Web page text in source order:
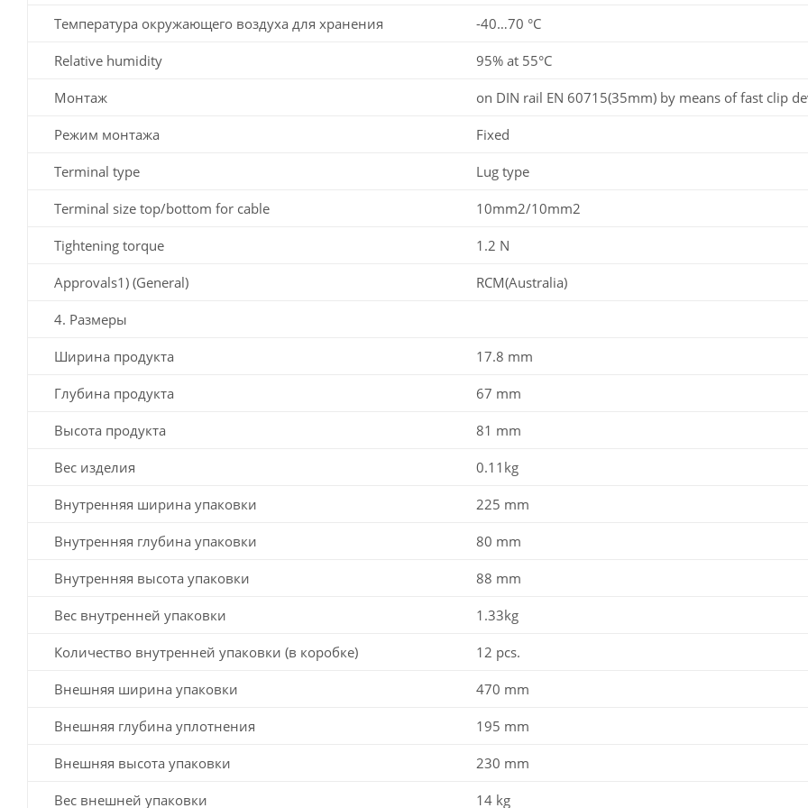
Температура окружающего воздуха для хранения -40…70 °C
Relative humidity 95% at 55°C
Монтаж on DIN rail EN 60715(35mm) by means of fast clip
Режим монтажа Fixed
Terminal type Lug type
Terminal size top/bottom for cable 10mm2/10mm2
Tightening torque 1.2 N
Approvals1) (General) RCM(Australia)
4. Размеры
Ширина продукта 17.8 mm
Глубина продукта 67 mm
Высота продукта 81 mm
Вес изделия 0.11kg
Внутренняя ширина упаковки 225 mm
Внутренняя глубина упаковки 80 mm
Внутренняя высота упаковки 88 mm
Вес внутренней упаковки 1.33kg
Количество внутренней упаковки (в коробке) 12 pcs.
Внешняя ширина упаковки 470 mm
Внешняя глубина уплотнения 195 mm
Внешняя высота упаковки 230 mm
Вес внешней упаковки 14 kg